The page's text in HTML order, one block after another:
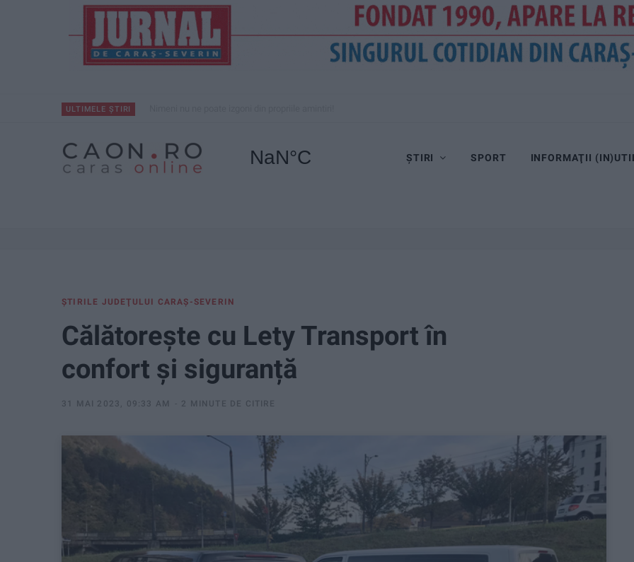
ULTIMELE ȘTIRI
ȘTIRI SPORT INFORMAŢII
ŞTIRILE JUDEŢULUI CARAŞ-SEVERIN
Călătorește cu Lety Transport în
confort și siguranță
31 MAI 2023, 09:33 AM 2 MINUTE DE CITIRE